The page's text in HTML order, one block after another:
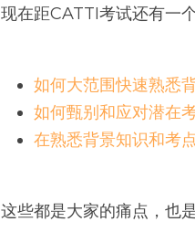
现在距CATTI考试还有一
如何大范围快速熟悉
如何甄别和应对潜在
在熟悉背景知识和考
这些都是大家的痛点，也